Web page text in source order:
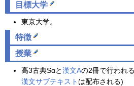
目標大学
東京大学。
特徴
授業
高3古典Sαと漢文Aの2冊で行われ
漢文サブテキスト は配布される)